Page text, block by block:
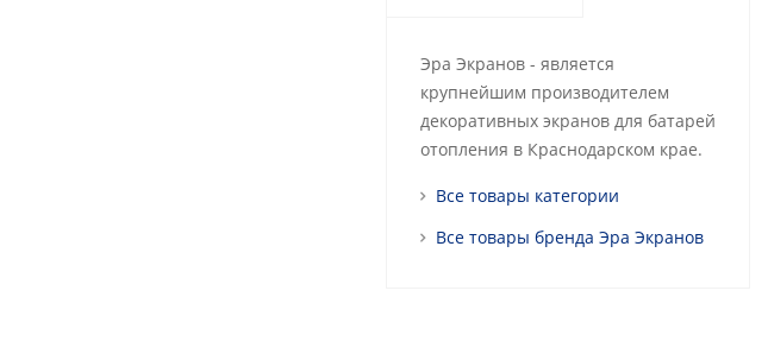
Эра Экранов - является
крупнейшим производителем
декоративных экранов для батарей
отопления в Краснодарском крае.
Все товары категории
Все товары бренда Эра Экранов